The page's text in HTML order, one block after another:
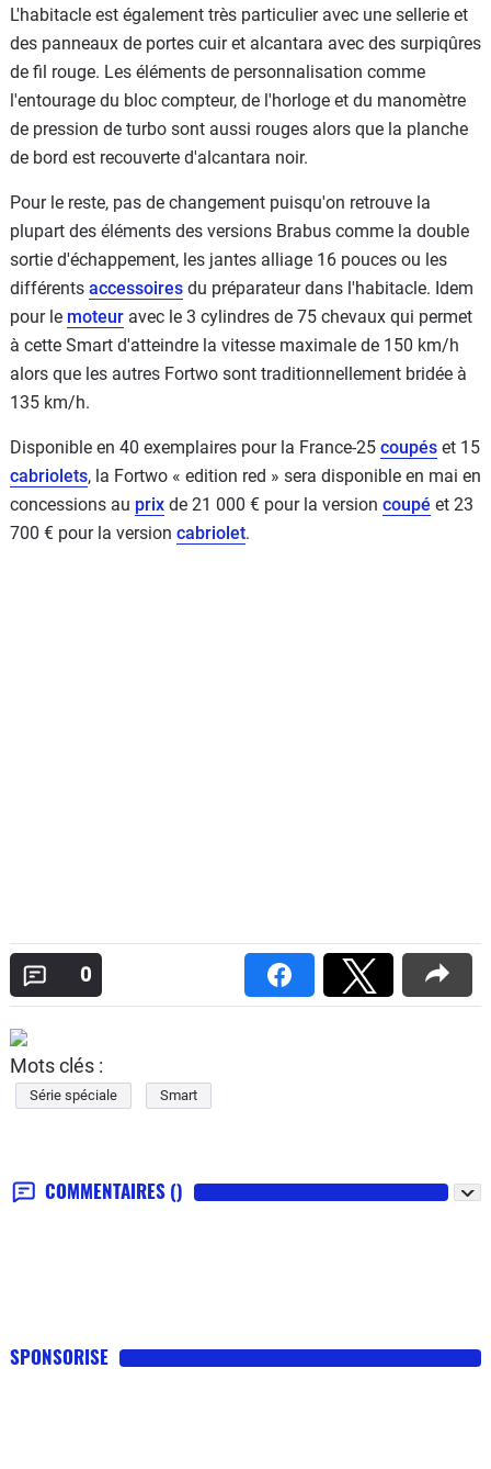
L'habitacle est également très particulier avec une sellerie et
des panneaux de portes cuir et alcantara avec des surpiqûres
de fil rouge. Les éléments de personnalisation comme
l'entourage du bloc compteur, de l'horloge et du manomètre
de pression de turbo sont aussi rouges alors que la planche
de bord est recouverte d'alcantara noir.
Pour le reste, pas de changement puisqu'on retrouve la
plupart des éléments des versions Brabus comme la double
sortie d'échappement, les jantes alliage 16 pouces ou les
différents accessoires du préparateur dans l'habitacle. Idem
pour le moteur avec le 3 cylindres de 75 chevaux qui permet
à cette Smart d'atteindre la vitesse maximale de 150 km/h
alors que les autres Fortwo sont traditionnellement bridée à
135 km/h.
Disponible en 40 exemplaires pour la France-25 coupés et 15
cabriolets, la Fortwo « edition red » sera disponible en mai en
concessions au prix de 21 000 € pour la version coupé et 23
700 € pour la version cabriolet.
0
Mots clés :
Série spéciale Smart
COMMENTAIRES ()
SPONSORISE